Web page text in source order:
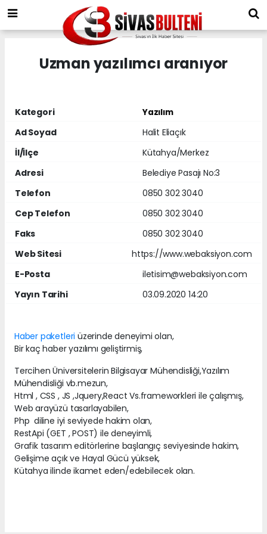
Uzman yazılımcı aranıyor
Kategori Yazılım
Ad Soyad
Halit Eliaçık
İl/İlçe
Kütahya/Merkez
Adresi
Belediye Pasajı No:3
Telefon
0850 302 3040
Cep Telefon
0850 302 3040
Faks
0850 302 3040
Web Sitesi
https://www.webaksiyon.com
E-Posta
iletisim@webaksiyon.com
Yayın Tarihi
03.09.2020 14:20
Haber paketleri üzerinde deneyimi olan,
Bir kaç haber yazılımı geliştirmiş,
Tercihen Üniversitelerin Bilgisayar Mühendisliği,Yazılım
Mühendisliği vb.mezun,
Html , CSS , JS ,Jquery,React Vs.frameworkleri ile çalışmış,
Web arayüzü tasarlayabilen,
Php diline iyi seviyede hakim olan,
RestApi (GET , POST) ile deneyimli,
Grafik tasarım editörlerine başlangıç seviyesinde hakim,
Gelişime açık ve Hayal Gücü yüksek,
Kütahya ilinde ikamet eden/edebilecek olan.